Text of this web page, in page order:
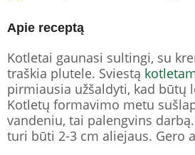
Apie receptą
Kotletai gaunasi sultingi, su
traškia plutele. Sviestą
pirmiausia užšaldyti, kad būtų
Kotletų formavimo metu
vandeniu, tai palengvins
turi būti 2-3 cm aliejaus. Gero